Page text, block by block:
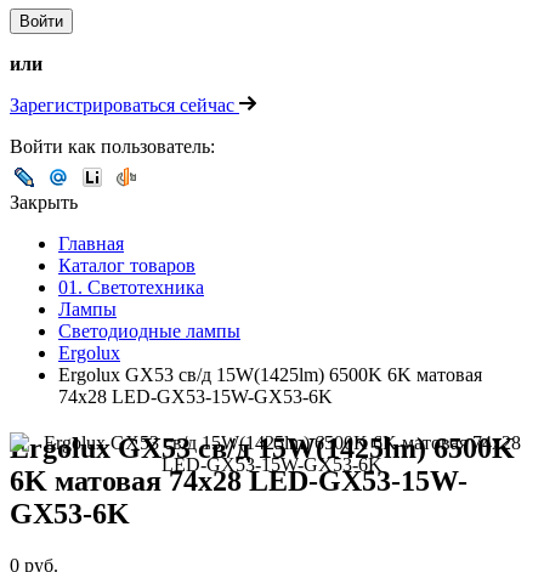
или
Зарегистрироваться сейчас
Войти как пользователь:
Закрыть
Главная
Каталог товаров
01. Светотехника
Лампы
Светодиодные лампы
Ergolux
Ergolux GX53 св/д 15W(1425lm) 6500K 6K матовая
74x28 LED-GX53-15W-GX53-6K
Ergolux GX53 св/д 15W(1425lm) 6500K
6K матовая 74x28 LED-GX53-15W-
GX53-6K
0 руб.